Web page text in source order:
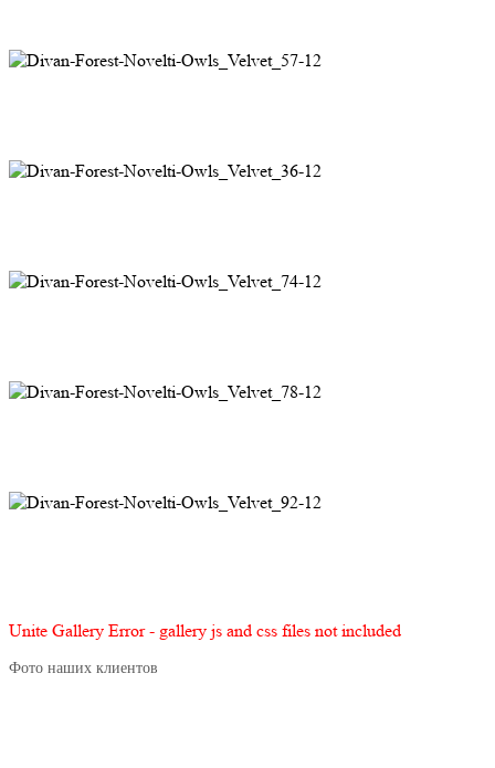
Unite Gallery Error - gallery js and css files not included
Фото наших клиентов